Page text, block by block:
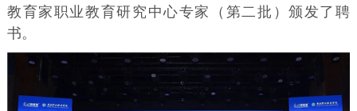
教育家职业教育研究中心专家（第二批）颁发了聘
书。